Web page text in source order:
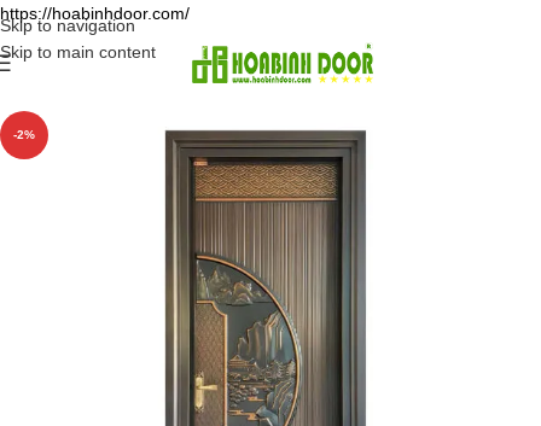
https://hoabinhdoor.com/
Skip to navigation
Skip to main content
-2%